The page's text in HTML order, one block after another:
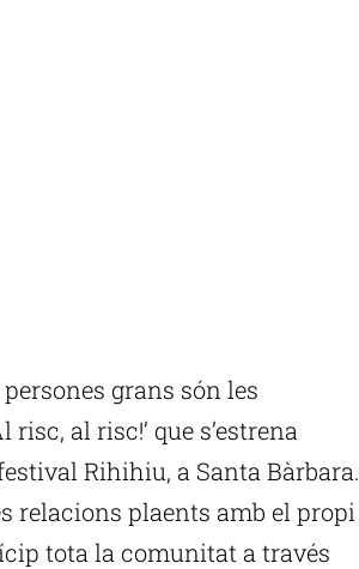
grans són les
al risc!’ que s’estrena
Rihihiu, a Santa Bàrbara.
relacions plaents amb el propi
tota la comunitat a través